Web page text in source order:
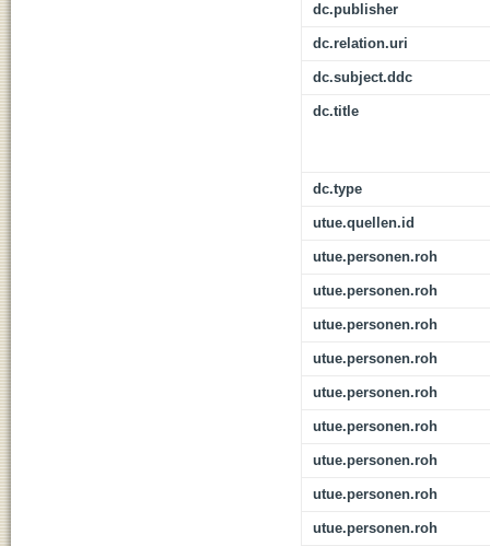
dc.publisher
dc.relation.uri
dc.subject.ddc
dc.title
dc.type
utue.quellen.id
utue.personen.roh
utue.personen.roh
utue.personen.roh
utue.personen.roh
utue.personen.roh
utue.personen.roh
utue.personen.roh
utue.personen.roh
utue.personen.roh